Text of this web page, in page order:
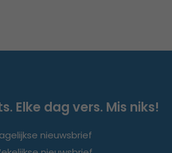
Elke dag vers. Mis niks!
nieuwsbrief